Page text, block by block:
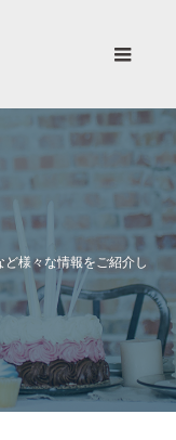
様々な情報をご紹介し